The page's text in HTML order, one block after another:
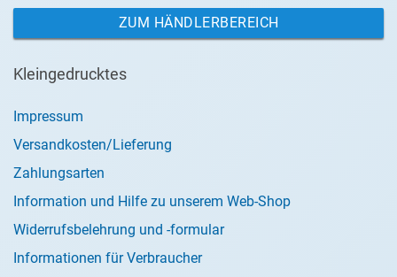
ZUM HÄNDLERBEREICH
Kleingedrucktes
Impressum
Versandkosten/Lieferung
Zahlungsarten
Information und Hilfe zu unserem Web-Shop
Widerrufsbelehrung und -formular
Informationen für Verbraucher